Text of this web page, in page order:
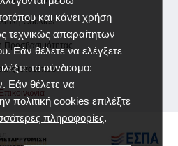
και κάνει χρήση
τεχνικώς απαραίτητων
Εάν θέλετε να ελέγξετε
το σύνδεσμο:
. Εάν θέλετε να
πολιτική cookies επιλέξτε
πληροφορίες.
Cookies
Προσβασιμότητας
Ιστοτόπου